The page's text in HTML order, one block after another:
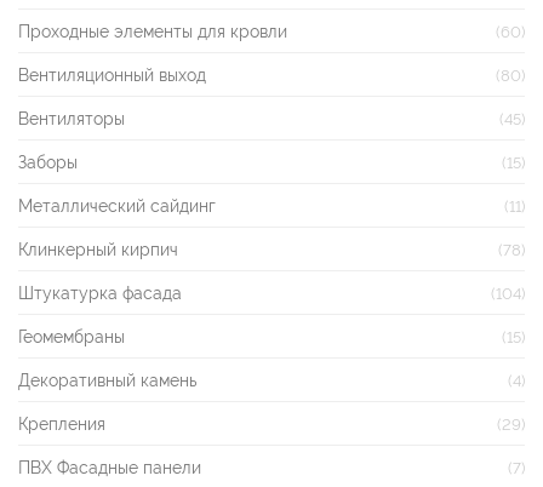
Проходные элементы для кровли (60)
Вентиляционный выход (80)
Вентиляторы (45)
Заборы (15)
Металлический сайдинг (11)
Клинкерный кирпич (78)
Штукатурка фасада (104)
Геомембраны (15)
Декоративный камень (4)
Крепления (29)
ПВХ Фасадные панели (7)